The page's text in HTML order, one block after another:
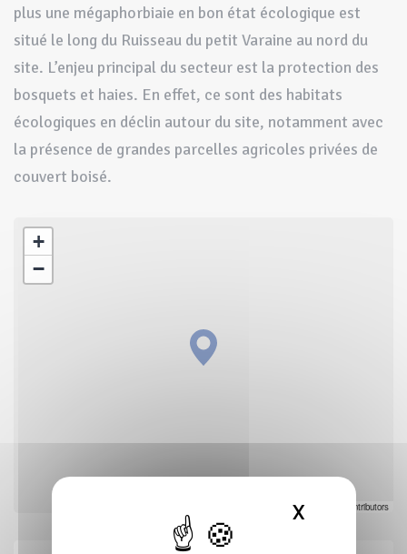
X
plus une mégaphorbiaie en bon état écologique est
situé le long du Ruisseau du petit Varaine au nord du
site. L’enjeu principal du secteur est la protection des
bosquets et haies. En effet, ce sont des habitats
écologiques en déclin autour du site, notamment avec
la présence de grandes parcelles agricoles privées de
couvert boisé.
+
−
OpenStreetMap contributors